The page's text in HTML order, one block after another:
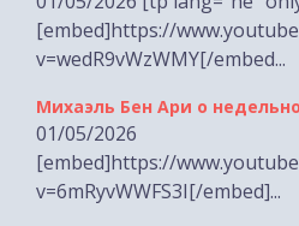
v=wedR9vWzWMY[/embed...
Михаэль Бен Ари о
[embed]https://
v=6mRyvWWFS3I[/embed]...
Михаэль Бен Ари о